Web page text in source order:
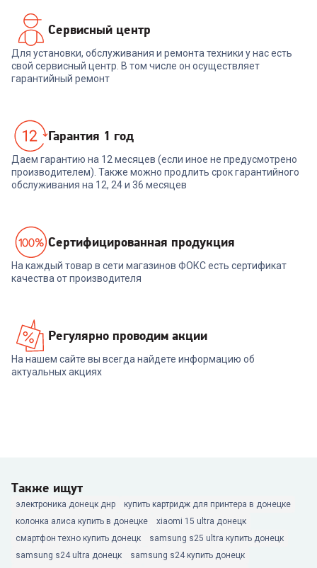
Сервисный центр
Для установки, обслуживания и ремонта техники у нас есть
свой сервисный центр. В том числе он осуществляет
гарантийный ремонт
Гарантия 1 год
Даем гарантию на 12 месяцев (если иное не предусмотрено
производителем). Также можно продлить срок гарантийного
обслуживания на 12, 24 и 36 месяцев
Cертифицированная продукция
На каждый товар в сети магазинов ФОКС есть сертификат
качества от производителя
Регулярно проводим акции
На нашем сайте вы всегда найдете информацию об
актуальных акциях
Также ищут
электроника донецк днр
купить картридж для принтера в донецке
колонка алиса купить в донецке
xiaomi 15 ultra донецк
смартфон техно купить донецк
samsung s25 ultra купить донецк
samsung s24 ultra донецк
samsung s24 купить донецк